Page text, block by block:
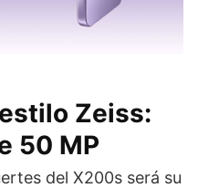
Zeiss:
50 MP
del X200s será su